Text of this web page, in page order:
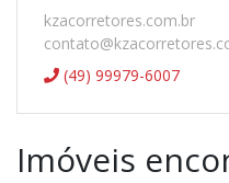
kzacorretores.com.br
(49) 99979-6007
Imóveis